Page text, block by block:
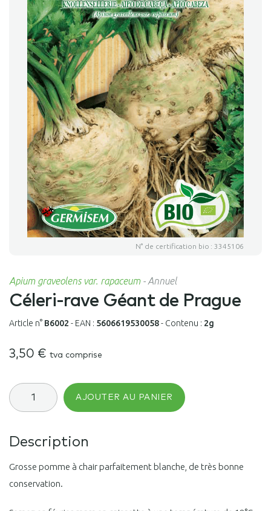
N° de certification bio : 3345106
Apium graveolens var. rapaceum- Annuel
Céleri-rave Géant de Prague
Article n° B6002 - EAN : 5606619530058- Contenu : 2g
3,50 € tva comprise
quantité
de
Céleri-
de
AJOUTER AU PANIER
Description
Grosse pomme à chair parfaitement blanche, de très bonne
conservation.